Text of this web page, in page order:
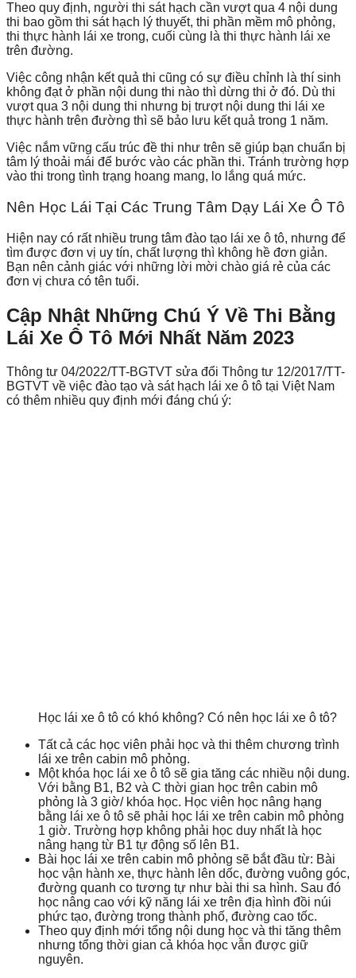
Theo quy định, người thi sát hạch cần vượt qua 4 nội dung
thi bao gồm thi sát hạch lý thuyết, thi phần mềm mô phỏng,
thi thực hành lái xe trong, cuối cùng là thi thực hành lái xe
trên đường.
Việc công nhận kết quả thi cũng có sự điều chỉnh là thí sinh
không đạt ở phần nội dung thi nào thì dừng thi ở đó. Dù thi
vượt qua 3 nội dung thi nhưng bị trượt nội dung thi lái xe
thực hành trên đường thì sẽ bảo lưu kết quả trong 1 năm.
Việc nắm vững cấu trúc đề thi như trên sẽ giúp bạn chuẩn bị
tâm lý thoải mái để bước vào các phần thi. Tránh trường hợp
vào thi trong tình trạng hoang mang, lo lắng quá mức.
Nên Học Lái Tại Các Trung Tâm Dạy Lái Xe Ô Tô
Hiện nay có rất nhiều trung tâm đào tạo lái xe ô tô, nhưng để
tìm được đơn vị uy tín, chất lượng thì không hề đơn giản.
Bạn nên cảnh giác với những lời mời chào giá rẻ của các
đơn vị chưa có tên tuổi.
Cập Nhật Những Chú Ý Về Thi Bằng
Lái Xe Ô Tô Mới Nhất Năm 2023
Thông tư 04/2022/TT-BGTVT sửa đổi Thông tư 12/2017/TT-
BGTVT về việc đào tạo và sát hạch lái xe ô tô tại Việt Nam
có thêm nhiều quy định mới đáng chú ý:
Học lái xe ô tô có khó không? Có nên học lái xe ô tô?
Tất cả các học viên phải học và thi thêm chương trình
lái xe trên cabin mô phỏng.
Một khóa học lái xe ô tô sẽ gia tăng các nhiều nội dung.
Với bằng B1, B2 và C thời gian học trên cabin mô
phỏng là 3 giờ/ khóa học. Học viên học nâng hạng
bằng lái xe ô tô sẽ phải học lái xe trên cabin mô phỏng
1 giờ. Trường hợp không phải học duy nhất là học
nâng hạng từ B1 tự động số lên B1.
Bài học lái xe trên cabin mô phỏng sẽ bắt đầu từ: Bài
học vận hành xe, thực hành lên dốc, đường vuông góc,
đường quanh co tương tự như bài thi sa hình. Sau đó
học nâng cao với kỹ năng lái xe trên địa hình đồi núi
phức tạo, đường trong thành phố, đường cao tốc.
Theo quy định mới tổng nội dung học và thi tăng thêm
nhưng tổng thời gian cả khóa học vẫn được giữ
nguyên.